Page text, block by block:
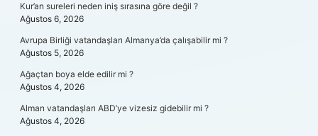
Kur’an sureleri neden iniş sırasına göre değil ?
Ağustos 6, 2026
Avrupa Birliği vatandaşları Almanya’da çalışabilir mi ?
Ağustos 5, 2026
Ağaçtan boya elde edilir mi ?
Ağustos 4, 2026
Alman vatandaşları ABD’ye vizesiz gidebilir mi ?
Ağustos 4, 2026